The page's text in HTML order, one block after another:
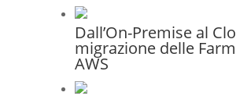
Dall’On-Premise al
migrazione delle
AWS